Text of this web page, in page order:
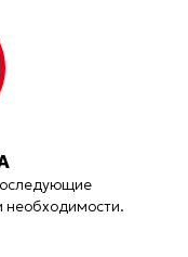
необходимости.